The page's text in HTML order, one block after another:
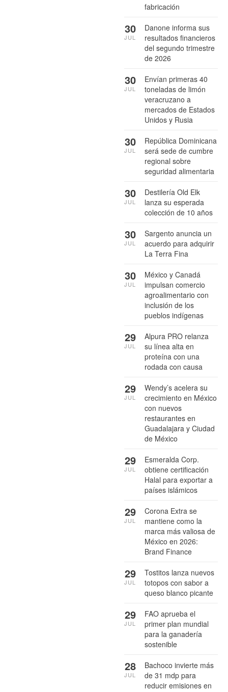
fabricación
Danone informa sus
resultados financieros
del segundo trimestre
de 2026
30
JUL
Envían primeras 40
toneladas de limón
veracruzano a
mercados de Estados
Unidos y Rusia
30
JUL
República Dominicana
será sede de cumbre
regional sobre
seguridad alimentaria
30
JUL
Destilería Old Elk
lanza su esperada
colección de 10 años
30
JUL
Sargento anuncia un
acuerdo para adquirir
La Terra Fina
30
JUL
México y Canadá
impulsan comercio
agroalimentario con
inclusión de los
pueblos indígenas
30
JUL
Alpura PRO relanza
su línea alta en
proteína con una
rodada con causa
29
JUL
Wendy’s acelera su
crecimiento en México
con nuevos
restaurantes en
Guadalajara y Ciudad
de México
29
JUL
Esmeralda Corp.
obtiene certificación
Halal para exportar a
países islámicos
29
JUL
Corona Extra se
mantiene como la
marca más valiosa de
México en 2026:
Brand Finance
29
JUL
Tostitos lanza nuevos
totopos con sabor a
queso blanco picante
29
JUL
FAO aprueba el
primer plan mundial
para la ganadería
sostenible
29
JUL
Bachoco invierte más
de 31 mdp para
reducir emisiones en
28
JUL